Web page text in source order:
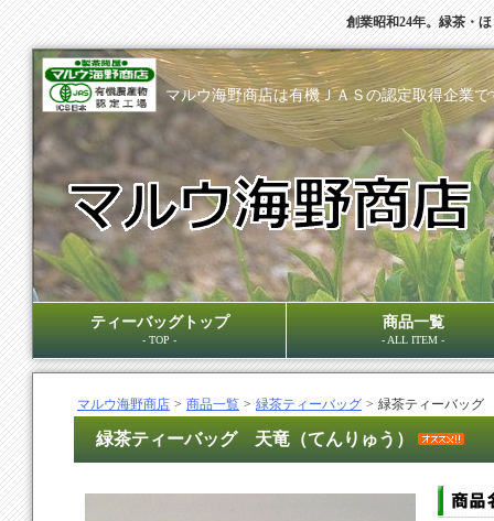
創業昭和24年。緑茶・
マルウ海野商店は有機ＪＡＳの認定取得企業で
ティーバッグトップ
- TOP -
商品一覧
- ALL ITEM -
マルウ海野商店 > 商品一覧 > 緑茶ティーバッグ > 緑茶ティーバッグ
緑茶ティーバッグ 天竜（てんりゅう）